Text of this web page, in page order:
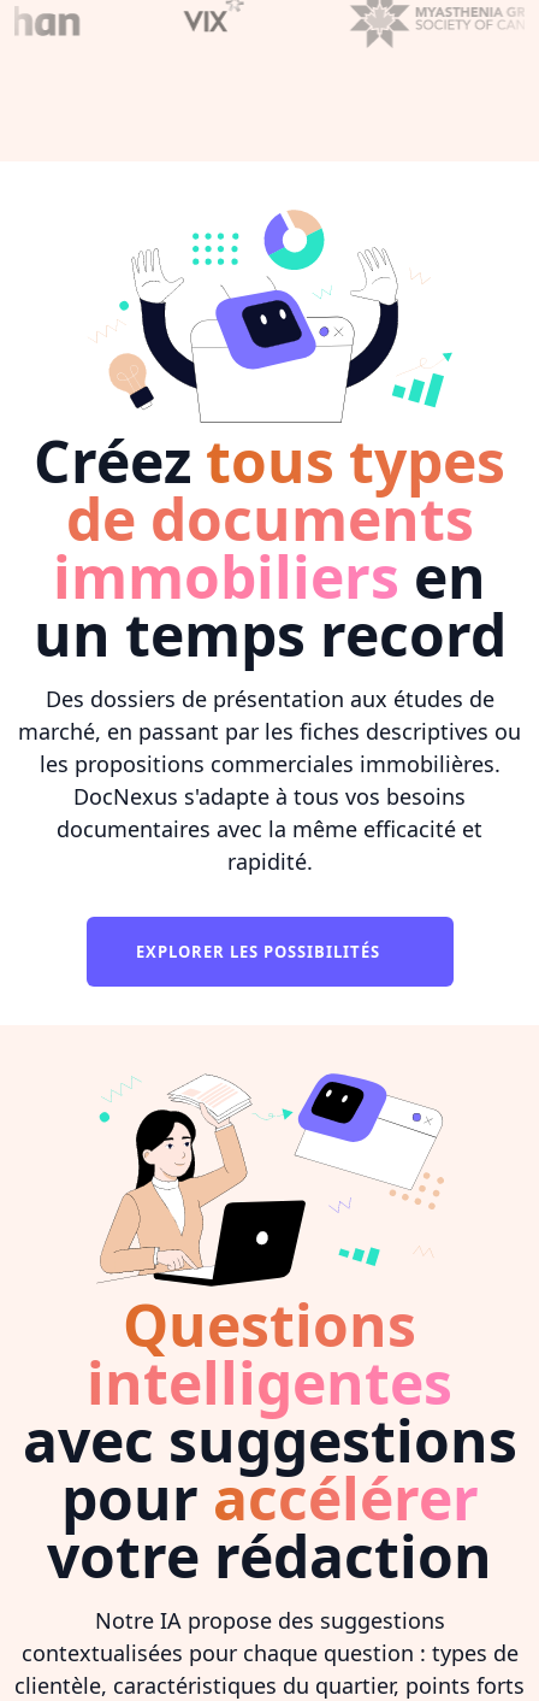
Créez tous types
de documents
immobiliers en
un temps record
Des dossiers de présentation aux études de
marché, en passant par les fiches descriptives ou
les propositions commerciales immobilières.
DocNexus s'adapte à tous vos besoins
documentaires avec la même efficacité et
rapidité.
EXPLORER LES POSSIBILITÉS
Questions
intelligentes
avec suggestions
pour accélérer
votre rédaction
Notre IA propose des suggestions
contextualisées pour chaque question : types de
clientèle, caractéristiques du quartier, points forts